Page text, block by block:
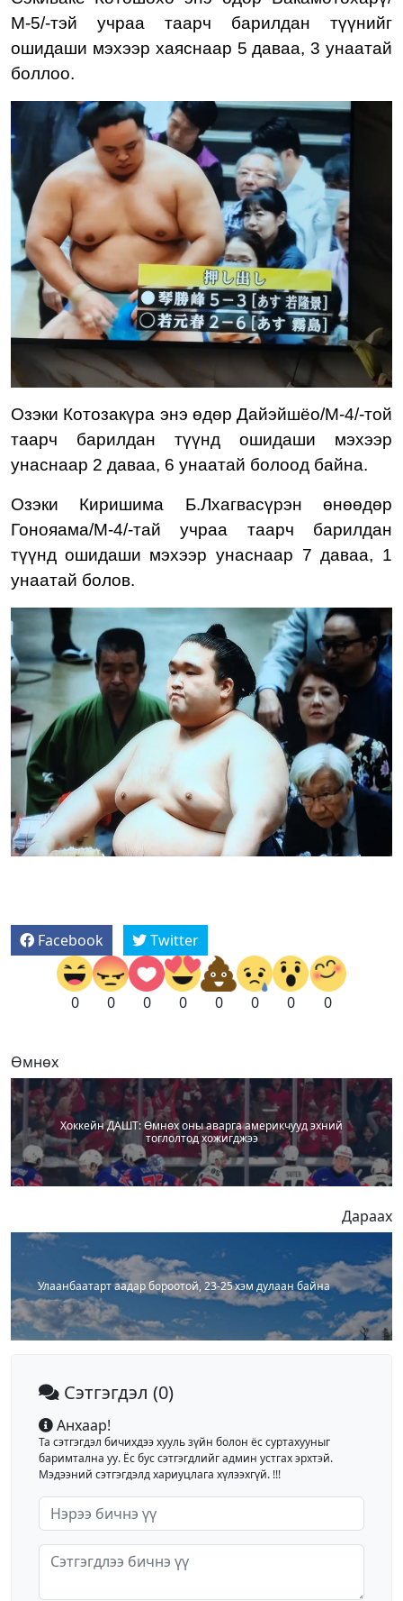
М-5/-тэй учраа таарч барилдан түүнийг
ошидаши мэхээр хаяснаар 5 даваа, 3 унаатай
боллоо.
Озэки Котозакүра энэ өдөр Дайэйшёо/М-4/-той
таарч барилдан түүнд ошидаши мэхээр
унаснаар 2 даваа, 6 унаатай болоод байна.
Озэки Киришима Б.Лхагвасүрэн өнөөдөр
Гонояама/М-4/-тай учраа таарч барилдан
түүнд ошидаши мэхээр унаснаар 7 даваа, 1
унаатай болов.
Facebook Twitter
0 0 0 0 0 0 0 0
Өмнөх
Хоккейн ДАШТ: Өмнөх оны аварга америкчууд эхний
тоглолтод хожигджээ
Дараах
Улаанбаатарт аадар бороотой, 23-25 хэм дулаан байна
Сэтгэгдэл (0)
Анхаар!
Та сэтгэгдэл бичихдээ хууль зүйн болон ёс суртахууныг
баримтална уу. Ёс бус сэтгэгдлийг админ устгах эрхтэй.
Мэдээний сэтгэгдэлд хариуцлага хүлээхгүй. !!!